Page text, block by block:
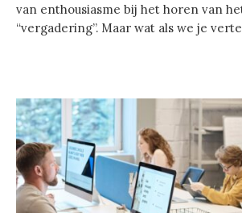
van enthousiasme bij het horen van
“vergadering”. Maar wat als we je